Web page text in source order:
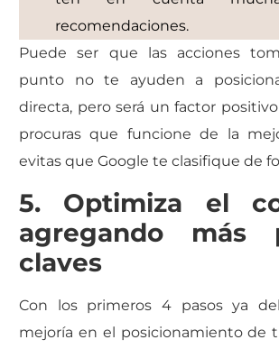
recomendaciones.
Puede ser que las acciones
punto no te ayuden a
directa, pero será un factor
procuras que funcione de la
evitas que Google te clasifique de
5. Optimiza el
agregando más
claves
Con los primeros 4 pasos ya
mejoría en el posicionamiento de